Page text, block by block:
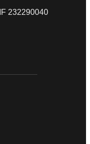
232290040